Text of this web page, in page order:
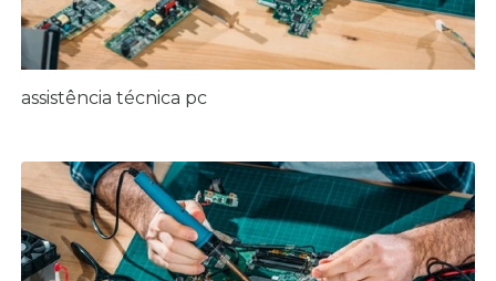
assistência técnica pc